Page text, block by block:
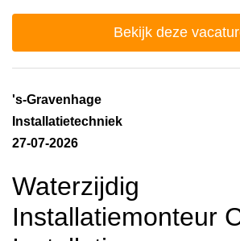
Bekijk deze
's-Gravenhage
Installatietechniek
27-07-2026
Waterzijdig
Installatiemonteur